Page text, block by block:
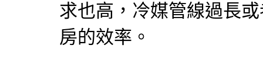
求也高，冷媒管線過長
房的效率。